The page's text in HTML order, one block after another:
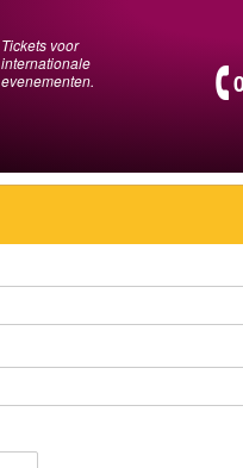
Tickets voor
internationale
evenementen.